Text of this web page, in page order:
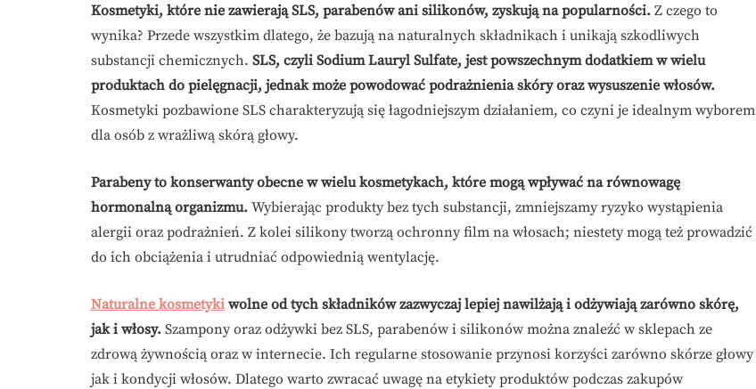
Kosmetyki, które nie zawierają SLS, parabenów ani silikonów, zyskują na popularności. Z czego to
wynika? Przede wszystkim dlatego, że bazują na naturalnych składnikach i unikają szkodliwych
substancji chemicznych. SLS, czyli Sodium Lauryl Sulfate, jest powszechnym dodatkiem w wielu
produktach do pielęgnacji, jednak może powodować podrażnienia skóry oraz wysuszenie włosów.
Kosmetyki pozbawione SLS charakteryzują się łagodniejszym działaniem, co czyni je idealnym wyborem
dla osób z wrażliwą skórą głowy.
Parabeny to konserwanty obecne w wielu kosmetykach, które mogą wpływać na równowagę
hormonalną organizmu. Wybierając produkty bez tych substancji, zmniejszamy ryzyko wystąpienia
alergii oraz podrażnień. Z kolei silikony tworzą ochronny film na włosach; niestety mogą też prowadzić
do ich obciążenia i utrudniać odpowiednią wentylację.
Naturalne kosmetyki wolne od tych składników zazwyczaj lepiej nawilżają i odżywiają zarówno skórę,
jak i włosy. Szampony oraz odżywki bez SLS, parabenów i silikonów można znaleźć w sklepach ze
zdrową żywnością oraz w internecie. Ich regularne stosowanie przynosi korzyści zarówno skórze głowy
jak i kondycji włosów. Dlatego warto zwracać uwagę na etykiety produktów podczas zakupów